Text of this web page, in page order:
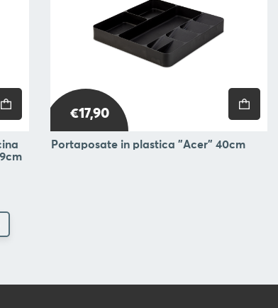
€17,90
Portaposate in plastica "Acer" 40cm